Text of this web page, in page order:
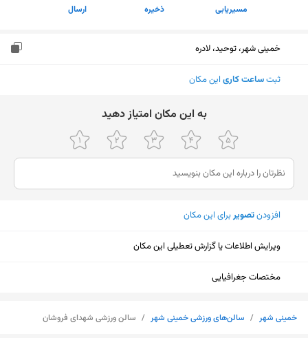
مسیریابی ذخیره ارسال
خمینی شهر، توحید، لادره
ثبتساعت کاری این مکان
ﺑﻪ اﯾﻦ ﻣﮑﺎن اﻣﺘﯿﺎز دﻫﯿﺪ
افزودنتصویربرای این مکان
ویرایش اطلاعات یا گزارش تعطیلی این مکان
مختصات جغرافیایی
خمینی شهر / سالن‌های ورزشی خمینی شهر / سالن ورزشی شهدای فروشان
نمایش نقشه